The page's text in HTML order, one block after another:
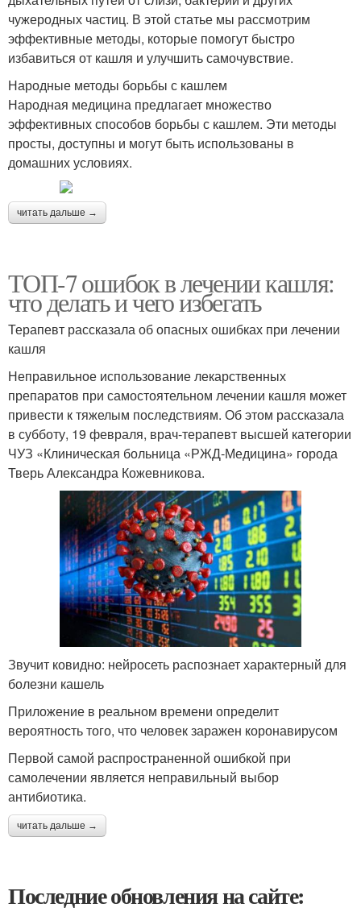
чужеродных частиц. В этой статье мы рассмотрим
эффективные методы, которые помогут быстро
избавиться от кашля и улучшить самочувствие.
Народные методы борьбы с кашлем
Народная медицина предлагает множество
эффективных способов борьбы с кашлем. Эти методы
просты, доступны и могут быть использованы в
домашних условиях.
читать дальше →
ТОП-7 ошибок в лечении кашля:
что делать и чего избегать
Терапевт рассказала об опасных ошибках при лечении
кашля
Неправильное использование лекарственных
препаратов при самостоятельном лечении кашля может
привести к тяжелым последствиям. Об этом рассказала
в субботу, 19 февраля, врач-терапевт высшей категории
ЧУЗ «Клиническая больница «РЖД-Медицина» города
Тверь Александра Кожевникова.
Звучит ковидно: нейросеть распознает характерный для
болезни кашель
Приложение в реальном времени определит
вероятность того, что человек заражен коронавирусом
Первой самой распространенной ошибкой при
самолечении является неправильный выбор
антибиотика.
читать дальше →
Последние обновления на сайте: